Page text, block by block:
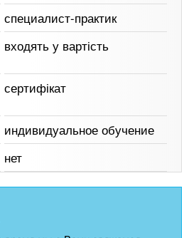
специалист-практик
входять у вартість
сертифікат
индивидуальное обучение
нет